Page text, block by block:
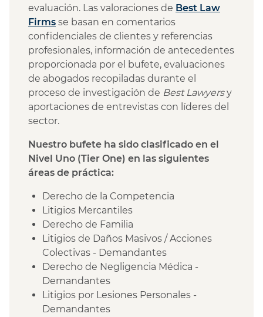
evaluación. Las valoraciones de Best Law
Firms se basan en comentarios
confidenciales de clientes y referencias
profesionales, información de antecedentes
proporcionada por el bufete, evaluaciones
de abogados recopiladas durante el
proceso de investigación de Best Lawyersy
aportaciones de entrevistas con líderes del
sector.
Nuestro bufete ha sido clasificado en el
Nivel Uno (Tier One) en las siguientes
áreas de práctica:
Derecho de la Competencia
Litigios Mercantiles
Derecho de Familia
Litigios de Daños Masivos / Acciones
Colectivas - Demandantes
Derecho de Negligencia Médica -
Demandantes
Litigios por Lesiones Personales -
Demandantes